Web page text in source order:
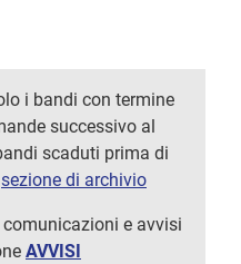
i bandi con termine
successivo al
scaduti prima di
sezione di archivio
comunicazioni e avvisi
AVVISI